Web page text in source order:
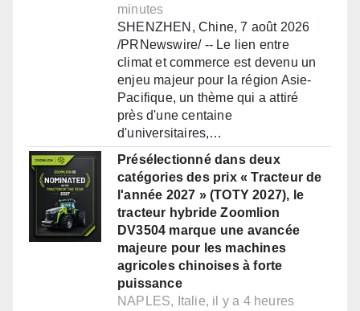
minutes
SHENZHEN, Chine, 7 août 2026
/PRNewswire/ -- Le lien entre
climat et commerce est devenu un
enjeu majeur pour la région Asie-
Pacifique, un thème qui a attiré
près d'une centaine
d'universitaires,…
Présélectionné dans deux
catégories des prix « Tracteur de
l'année 2027 » (TOTY 2027), le
tracteur hybride Zoomlion
DV3504 marque une avancée
majeure pour les machines
agricoles chinoises à forte
puissance
NAPLES, Italie, il y a 4 heures